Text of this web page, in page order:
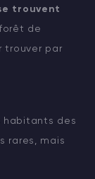
trouvent
de
trouver par
habitants des
rares, mais